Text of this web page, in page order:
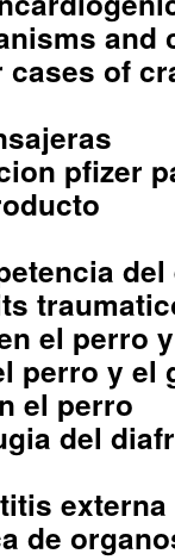
and
of
pfizer
el perro
perro y el
el perro
del
externa
de